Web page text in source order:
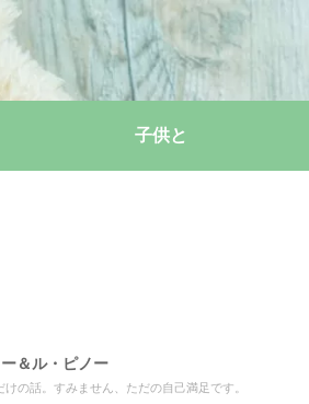
子供と
＆ル・ピノー
の話。すみません、ただの自己満足です。